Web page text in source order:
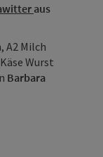
aus
A2 Milch
Wurst
Barbara